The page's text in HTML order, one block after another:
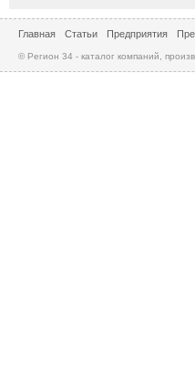
Главная Статьи Предприятия
© Регион 34 - каталог компаний,